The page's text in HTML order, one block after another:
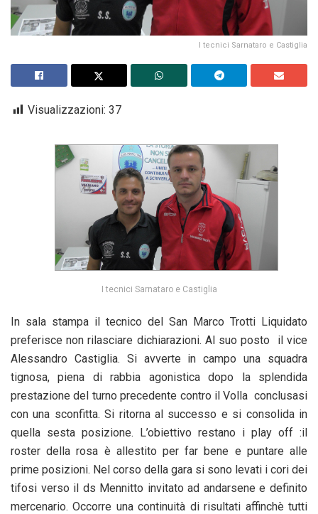
I tecnici Sarnataro e Castiglia
Visualizzazioni: 37
I tecnici Sarnataro e Castiglia
In sala stampa il tecnico del San Marco Trotti Liquidato
preferisce non rilasciare dichiarazioni. Al suo posto il vice
Alessandro Castiglia. Si avverte in campo una squadra
tignosa, piena di rabbia agonistica dopo la splendida
prestazione del turno precedente contro il Volla conclusasi
con una sconfitta. Si ritorna al successo e si consolida in
quella sesta posizione. L’obiettivo restano i play off :il
roster della rosa è allestito per far bene e puntare alle
prime posizioni. Nel corso della gara si sono levati i cori dei
tifosi verso il ds Mennitto invitato ad andarsene e definito
mercenario. Occorre una continuità di risultati affinchè tutti